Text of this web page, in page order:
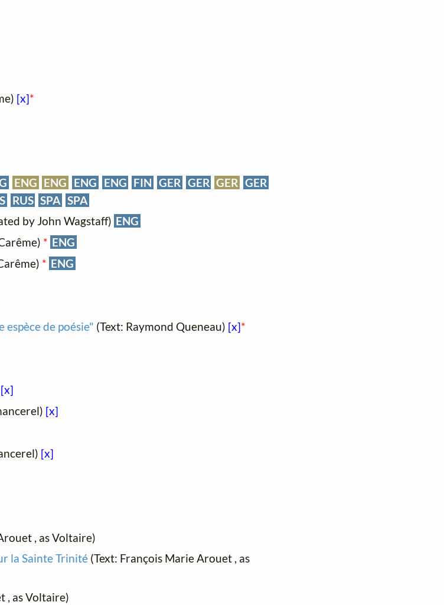
[x]*
ENG ENG ENG ENG FIN GER GER GER GER
RUS SPA SPA
by John Wagstaff) ENG
* ENG
* ENG
de poésie" (Text: Raymond Queneau) [x]*
[x]
[x]
[x]
, as Voltaire)
la Sainte Trinité(Text: François Marie Arouet , as
, as Voltaire)